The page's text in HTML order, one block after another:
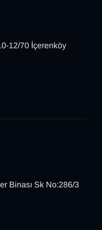
12/70 İçerenköy
Binası Sk No:286/3